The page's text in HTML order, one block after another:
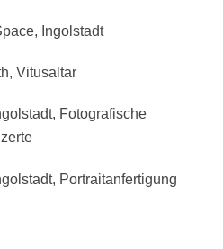
Ingolstadt
Vitusaltar
Fotografische
Portraitanfertigung